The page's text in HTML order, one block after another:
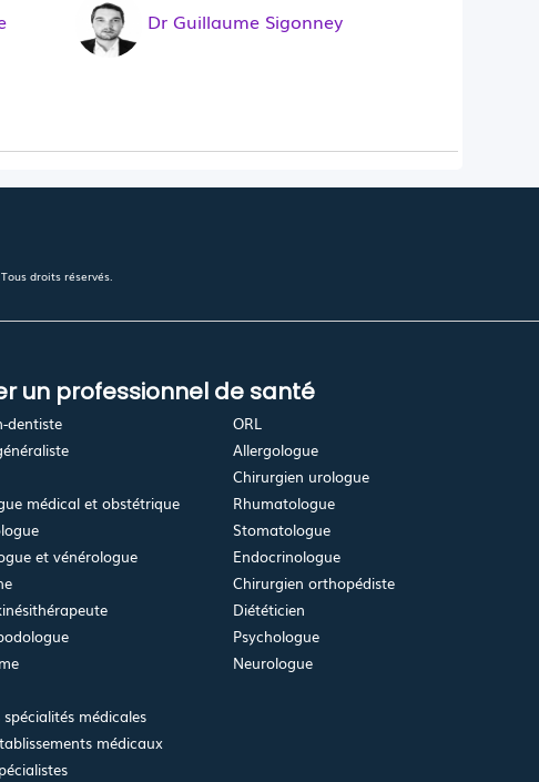
Dr Guillaume Sigonney
droits réservés.
un professionnel de santé
dentiste
médical et obstétrique
et vénérologue
spécialités médicales
médicaux
ORL
Allergologue
Chirurgien urologue
Rhumatologue
Stomatologue
Endocrinologue
Chirurgien orthopédiste
Diététicien
Psychologue
Neurologue